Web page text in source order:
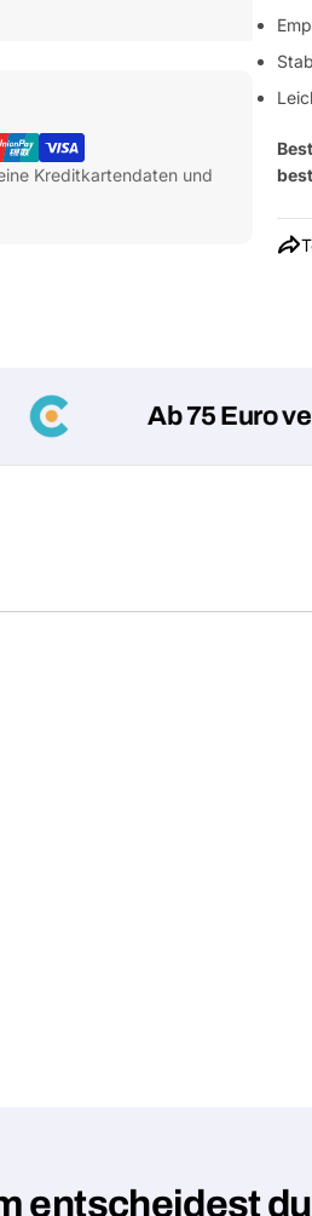
Kreditkartendaten und
Ab 75 Euro
entscheidest